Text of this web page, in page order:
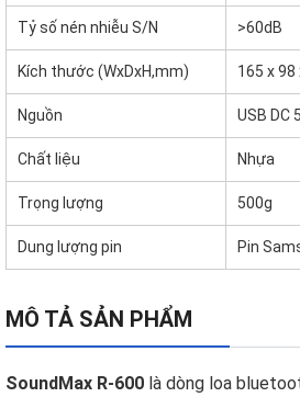
Tỷ số nén nhiễu S/N >60dB
Kích thước (WxDxH,mm) 165 x
Nguồn USB DC
Chất liệu Nhựa
Trọng lượng 500g
Dung lượng pin Pin
MÔ TẢ SẢN PHẨM
SoundMax R-600 là dòng loa